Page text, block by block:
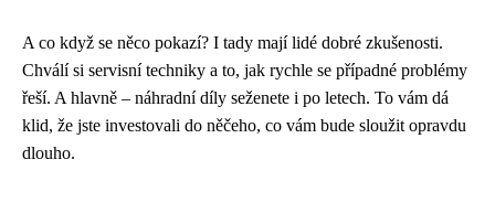
A co když se něco pokazí? I tady mají lidé dobré zkušenosti.
Chválí si servisní techniky a to, jak rychle se případné problémy
řeší. A hlavně – náhradní díly seženete i po letech. To vám dá
klid, že jste investovali do něčeho, co vám bude sloužit opravdu
dlouho.